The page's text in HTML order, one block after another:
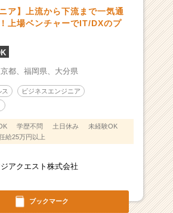
ブックマーク
ア】上流から下流まで一気通
上場ベンチャーでIT/DXのプ
都、 福岡県、 大分県
ビジネスエンジニア
学歴不問 土日休み
未経験OK
給25万円以上
アクエスト株式会社